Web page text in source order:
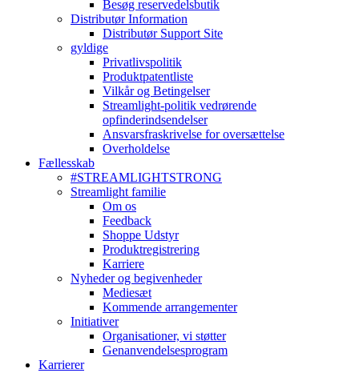
Besøg reservedelsbutik
Distributør Information
Distributør Support Site
gyldige
Privatlivspolitik
Produktpatentliste
Vilkår og Betingelser
Streamlight-politik vedrørende
opfinderindsendelser
Ansvarsfraskrivelse for oversættelse
Overholdelse
Fællesskab
#STREAMLIGHTSTRONG
Streamlight familie
Om os
Feedback
Shoppe Udstyr
Produktregistrering
Karriere
Nyheder og begivenheder
Mediesæt
Kommende arrangementer
Initiativer
Organisationer, vi støtter
Genanvendelsesprogram
Karrierer